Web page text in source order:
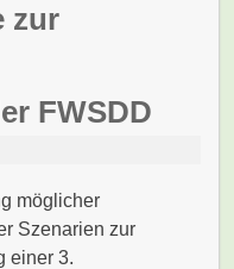
zur
FWSDD
möglicher
Szenarien zur
einer 3.